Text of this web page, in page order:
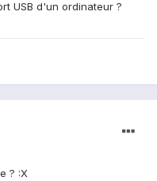
USB d'un ordinateur ?
? :X